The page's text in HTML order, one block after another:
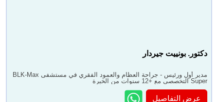
دكتور. بونييت جيردار
مدير أول ورئيس - جراحة العظام والعمود الفقري في مستشفى BLK-Max
Super التخصصي مع +12 سنوات من الخبرة
عرض التفاصيل